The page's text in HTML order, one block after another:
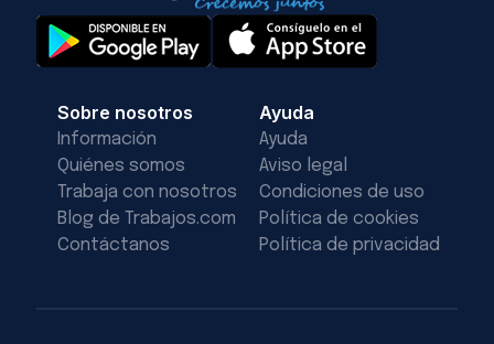
Sobre nosotros
Información
Quiénes somos
Trabaja con nosotros
Blog de Trabajos.com
Contáctanos
Ayuda
Ayuda
Aviso legal
Condiciones de uso
Política de cookies
Política de privacidad